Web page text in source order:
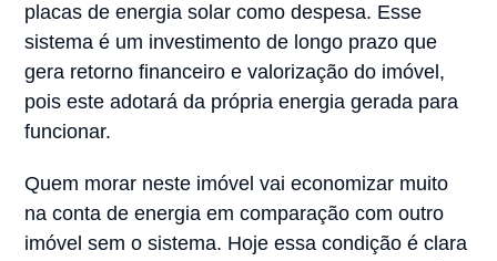
placas de energia solar como despesa. Esse
sistema é um investimento de longo prazo que
gera retorno financeiro e valorização do imóvel,
pois este adotará da própria energia gerada para
funcionar.
Quem morar neste imóvel vai economizar muito
na conta de energia em comparação com outro
imóvel sem o sistema. Hoje essa condição é clara